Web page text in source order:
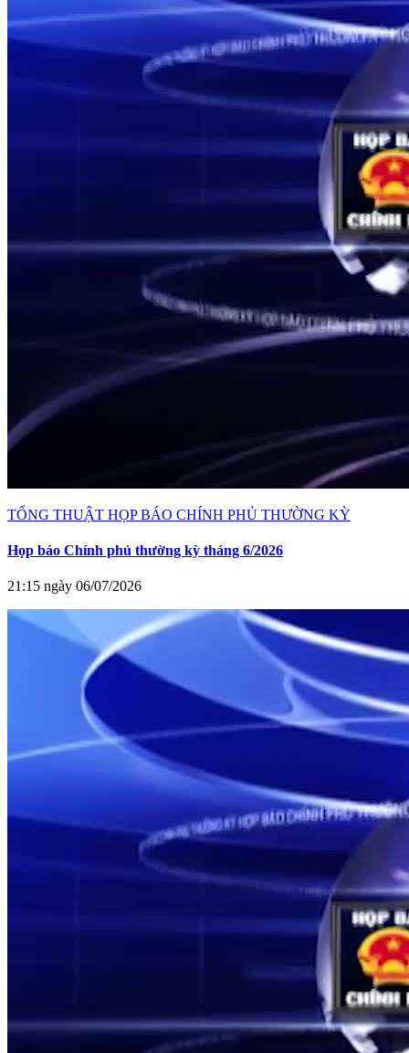
TỔNG THUẬT HỌP BÁO CHÍNH PHỦ THƯỜNG KỲ
Họp báo Chính phủ thường kỳ tháng 6/2026
21:15 ngày 06/07/2026